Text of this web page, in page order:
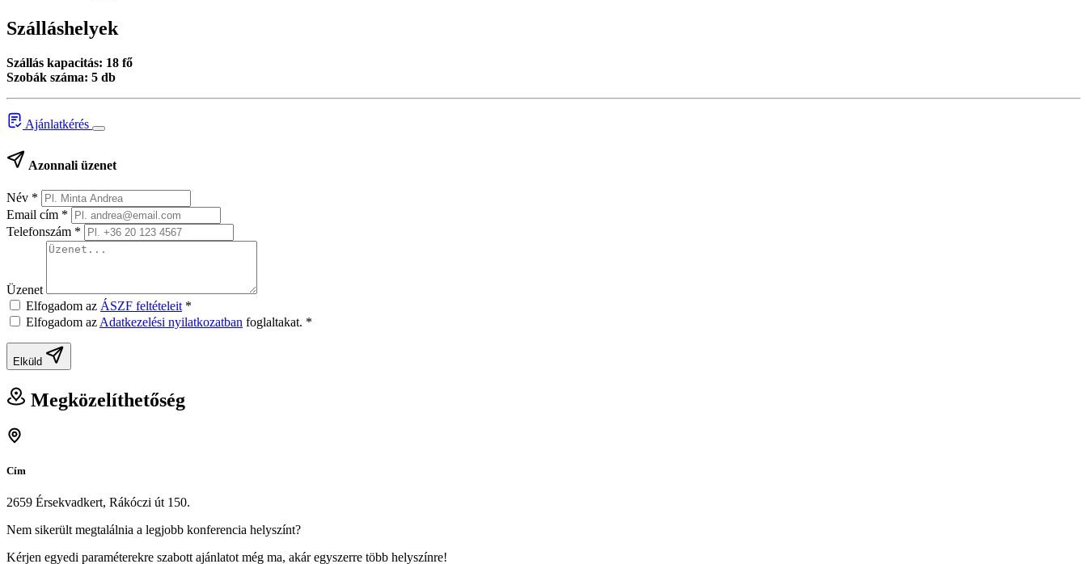
Szálláshelyek
Szállás kapacitás: 18 fő
Szobák száma: 5 db
Ajánlatkérés
Azonnali üzenet
Név *
Email cím *
Telefonszám *
Üzenet
Elfogadom az ÁSZF feltételeit *
Elfogadom az Adatkezelési nyilatkozatban foglaltakat. *
Elküld
Megközelíthetőség
Cím
2659 Érsekvadkert, Rákóczi út 150.
Nem sikerült megtalálnia a legjobb konferencia helyszínt?
Kérjen egyedi paraméterekre szabott ajánlatot még ma, akár egyszerre több helyszínre!